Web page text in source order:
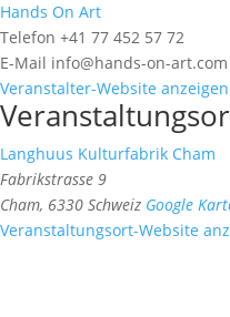
Hands On Art
Telefon +41 77 452 57 72
E-Mail info@hands-on-art.com
Veranstalter-Website anzeigen
Langhuus Kulturfabrik Cham
Fabrikstrasse 9
Cham, 6330 Schweiz Google
Veranstaltungsort-Website